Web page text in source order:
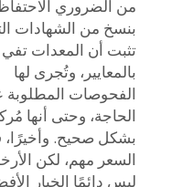
من الضروري الاحتفاظ
بنسخ من الشهادات التي
تثبت أن المعدات تفي
بالمعايير، وتُجرى لها
الفحوصات المطلوبة عند
الحاجة، وحتى أنها مُركبة
بشكل صحيح. وأخيرًا، فإن
السعر مهم، لكن الأرخص
ليس دائمًا الخيار الأفضل.